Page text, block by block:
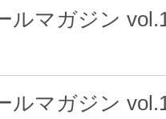
ルマガジン
ルマガジン